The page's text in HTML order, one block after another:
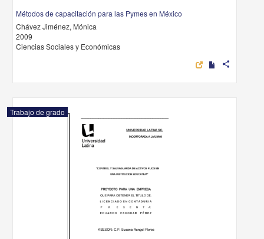
Métodos de capacitación para las Pymes en México
Chávez Jiménez, Mónica
2009
Ciencias Sociales y Económicas
share
Trabajo de grado